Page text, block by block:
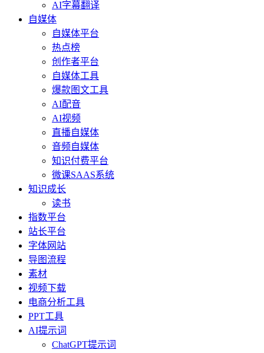
AI字幕翻译
自媒体
自媒体平台
热点榜
创作者平台
自媒体工具
爆款图文工具
AI配音
AI视频
直播自媒体
音频自媒体
知识付费平台
微课SAAS系统
知识成长
读书
指数平台
站长平台
字体网站
导图流程
素材
视频下载
电商分析工具
PPT工具
AI提示词
ChatGPT提示词